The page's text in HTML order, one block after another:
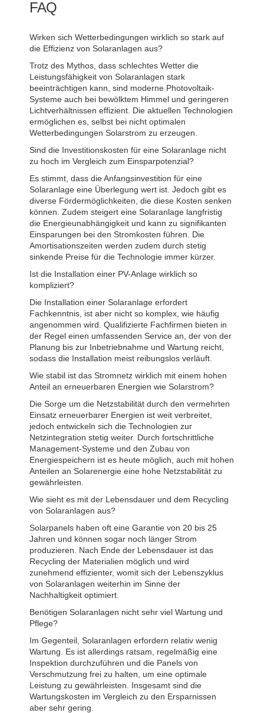
FAQ
Wirken sich Wetterbedingungen wirklich so stark auf
die Effizienz von Solaranlagen aus?
Trotz des Mythos, dass schlechtes Wetter die
Leistungsfähigkeit von Solaranlagen stark
beeinträchtigen kann, sind moderne Photovoltaik-
Systeme auch bei bewölktem Himmel und geringeren
Lichtverhältnissen effizient. Die aktuellen Technologien
ermöglichen es, selbst bei nicht optimalen
Wetterbedingungen Solarstrom zu erzeugen.
Sind die Investitionskosten für eine Solaranlage nicht
zu hoch im Vergleich zum Einsparpotenzial?
Es stimmt, dass die Anfangsinvestition für eine
Solaranlage eine Überlegung wert ist. Jedoch gibt es
diverse Fördermöglichkeiten, die diese Kosten senken
können. Zudem steigert eine Solaranlage langfristig
die Energieunabhängigkeit und kann zu signifikanten
Einsparungen bei den Stromkosten führen. Die
Amortisationszeiten werden zudem durch stetig
sinkende Preise für die Technologie immer kürzer.
Ist die Installation einer PV-Anlage wirklich so
kompliziert?
Die Installation einer Solaranlage erfordert
Fachkenntnis, ist aber nicht so komplex, wie häufig
angenommen wird. Qualifizierte Fachfirmen bieten in
der Regel einen umfassenden Service an, der von der
Planung bis zur Inbetriebnahme und Wartung reicht,
sodass die Installation meist reibungslos verläuft.
Wie stabil ist das Stromnetz wirklich mit einem hohen
Anteil an erneuerbaren Energien wie Solarstrom?
Die Sorge um die Netzstabilität durch den vermehrten
Einsatz erneuerbarer Energien ist weit verbreitet,
jedoch entwickeln sich die Technologien zur
Netzintegration stetig weiter. Durch fortschrittliche
Management-Systeme und den Zubau von
Energiespeichern ist es heute möglich, auch mit hohen
Anteilen an Solarenergie eine hohe Netzstabilität zu
gewährleisten.
Wie sieht es mit der Lebensdauer und dem Recycling
von Solaranlagen aus?
Solarpanels haben oft eine Garantie von 20 bis 25
Jahren und können sogar noch länger Strom
produzieren. Nach Ende der Lebensdauer ist das
Recycling der Materialien möglich und wird
zunehmend effizienter, womit sich der Lebenszyklus
von Solaranlagen weiterhin im Sinne der
Nachhaltigkeit optimiert.
Benötigen Solaranlagen nicht sehr viel Wartung und
Pflege?
Im Gegenteil, Solaranlagen erfordern relativ wenig
Wartung. Es ist allerdings ratsam, regelmäßig eine
Inspektion durchzuführen und die Panels von
Verschmutzung frei zu halten, um eine optimale
Leistung zu gewährleisten. Insgesamt sind die
Wartungskosten im Vergleich zu den Ersparnissen
aber sehr gering.